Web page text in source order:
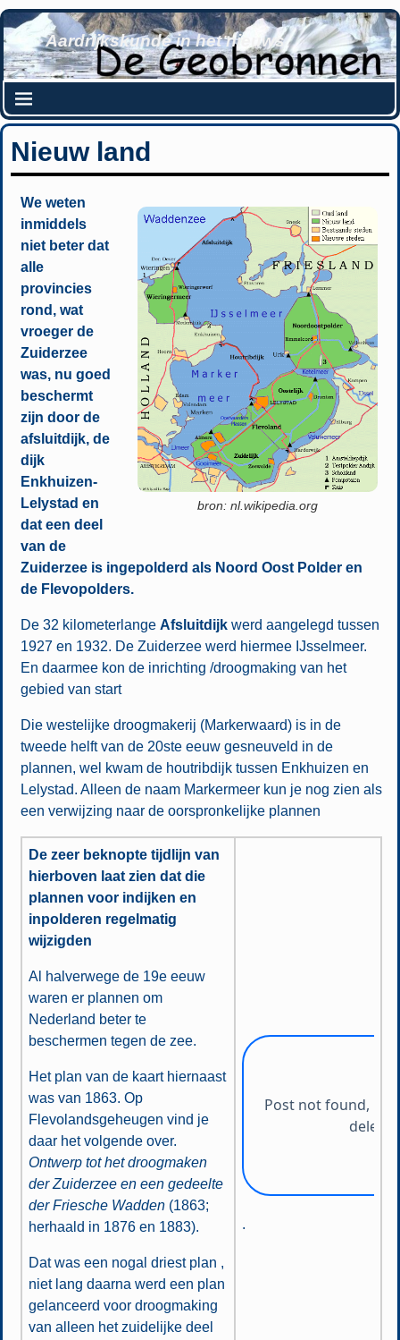
Aardrijkskunde in het nieuws
Nieuw land
bron: nl.wikipedia.org
We weten
inmiddels
niet beter dat
alle
provincies
rond, wat
vroeger de
Zuiderzee
was, nu goed
beschermt
zijn door de
afsluitdijk, de
dijk
Enkhuizen-
Lelystad en
dat een deel
van de
Zuiderzee is ingepolderd als Noord Oost Polder en
de Flevopolders.
De 32 kilometerlange Afsluitdijkwerd aangelegd tussen
1927 en 1932. De Zuiderzee werd hiermee IJsselmeer.
En daarmee kon de inrichting /droogmaking van het
gebied van start
Die westelijke droogmakerij (Markerwaard) is in de
tweede helft van de 20ste eeuw gesneuveld in de
plannen, wel kwam de houtribdijk tussen Enkhuizen en
Lelystad. Alleen de naam Markermeer kun je nog zien als
een verwijzing naar de oorspronkelijke plannen
De zeer beknopte tijdlijn van
hierboven laat zien dat die
plannen voor indijken en
inpolderen regelmatig
wijzigden
Al halverwege de 19e eeuw
waren er plannen om
Nederland beter te
beschermen tegen de zee.
Het plan van de kaart hiernaast
was van 1863. Op
Flevolandsgeheugen vind je
daar het volgende over.
Ontwerp tot het droogmaken
der Zuiderzee en een gedeelte
der Friesche Wadden(1863;
herhaald in 1876 en 1883).
Dat was een nogal driest plan ,
niet lang daarna werd een plan
gelanceerd voor droogmaking
van alleen het zuidelijke deel
.